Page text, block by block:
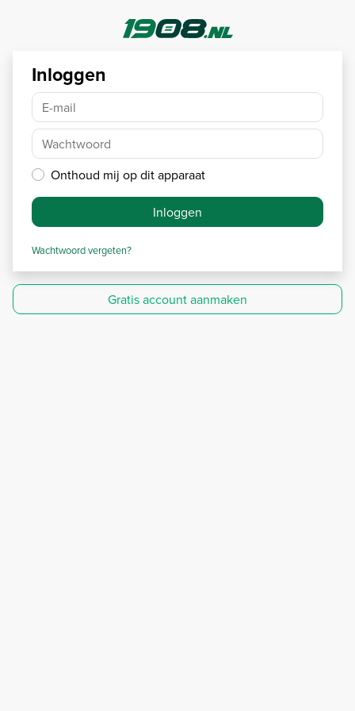
Inloggen
E-mail
Wachtwoord
Onthoud mij op dit apparaat
Inloggen
Wachtwoord vergeten?
Gratis account aanmaken